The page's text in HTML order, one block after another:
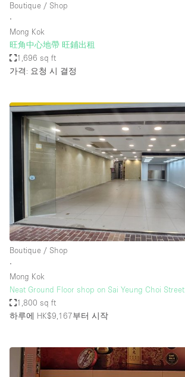
Boutique / Shop
∙
Mong Kok
旺角中心地帶 旺鋪出租
1,696 sq ft
가격: 요청 시 결정
Boutique / Shop
∙
Mong Kok
Neat Ground Floor shop on Sai Yeung Choi Street
1,800 sq ft
하루에 HK$9,167부터 시작